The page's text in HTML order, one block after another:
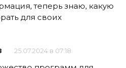
теперь знаю, какую
для своих
25.07.2024 в 07:18